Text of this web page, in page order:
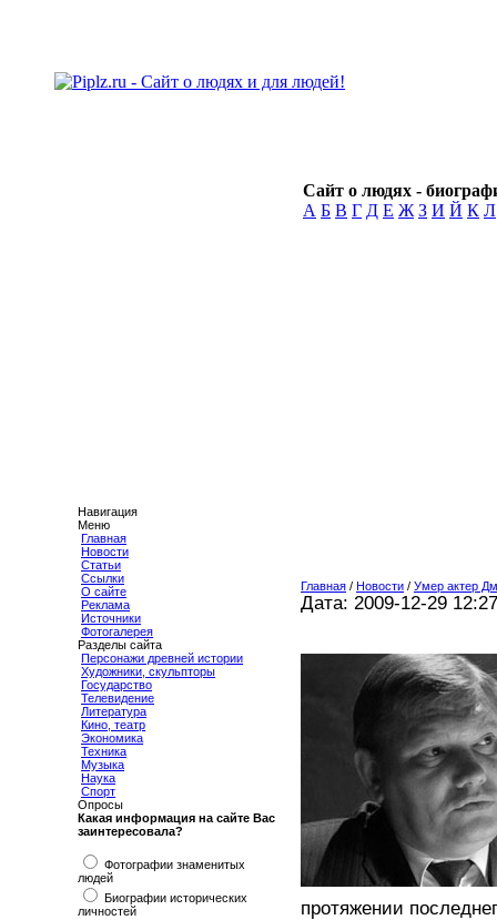
Сайт о людях -
А Б В Г Д Е Ж З И Й К Л
Навигация
Меню
Главная
Новости
Статьи
Ссылки
О сайте
Реклама
Источники
Фотогалерея
Разделы сайта
Персонажи древней истории
Художники, скульпторы
Государство
Телевидение
Литература
Кино, театр
Экономика
Техника
Музыка
Наука
Спорт
Опросы
Какая информация на сайте Вас
заинтересовала?
Фотографии знаменитых
людей
Биографии исторических
личностей
Главная / Новости / Умер актер
Дата: 2009-12-29 12:27
протяжении